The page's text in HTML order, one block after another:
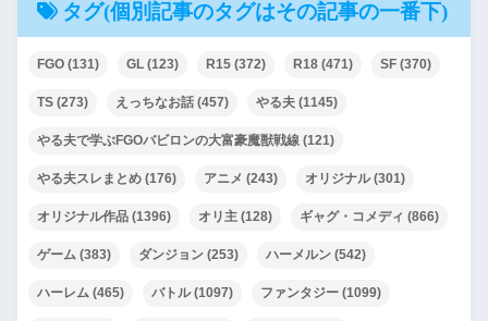
タグ(個別記事のタグはその記事の一番下)
FGO (131) GL (123) R15 (372) R18 (471) SF (370)
TS (273) えっちなお話 (457) やる夫 (1145)
やる夫で学ぶFGOバビロンの大富豪魔獣戦線 (121)
やる夫スレまとめ (176) アニメ (243) オリジナル(301)
オリジナル作品 (1396) オリ主 (128) ギャグ・コメディ (866)
ゲーム (383) ダンジョン (253) ハーメルン (542)
ハーレム (465) バトル(1097) ファンタジー (1099)